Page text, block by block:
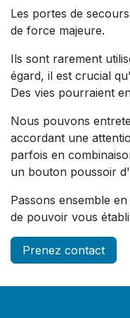
Les portes de
de force majeure.
Ils sont rarement
égard, il est crucial
Des vies pourraient
Nous pouvons
accordant une
parfois en
un bouton poussoir
Passons ensemble
de pouvoir vous
Prenez contact